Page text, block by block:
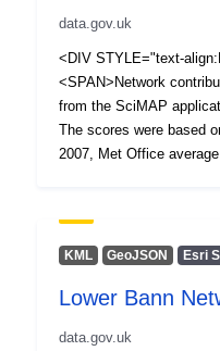
data.gov.uk
<DIV STYLE="text-
<SPAN>Network
from the SciMAP
The scores were based
2007, Met Office
scores.</SPAN></P></
KML GeoJSON Esri
Lower Bann
data.gov.uk